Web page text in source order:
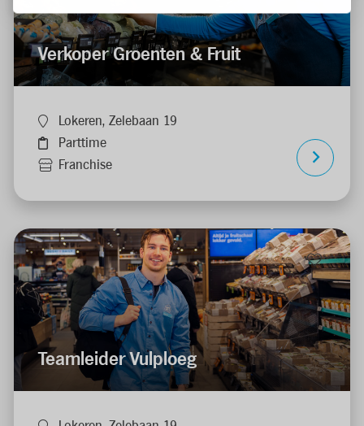
Verkoper Groenten & Fruit
Lokeren, Zelebaan 19
Parttime
Franchise
Teamleider Vulploeg